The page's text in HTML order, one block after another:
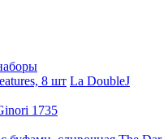
8 шт La DoubleJ
1735